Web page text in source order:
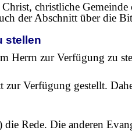
christliche
der Abschnitt über die
stellen
Herrn zur Verfügung zu
Verfügung gestellt.
Rede. Die anderen